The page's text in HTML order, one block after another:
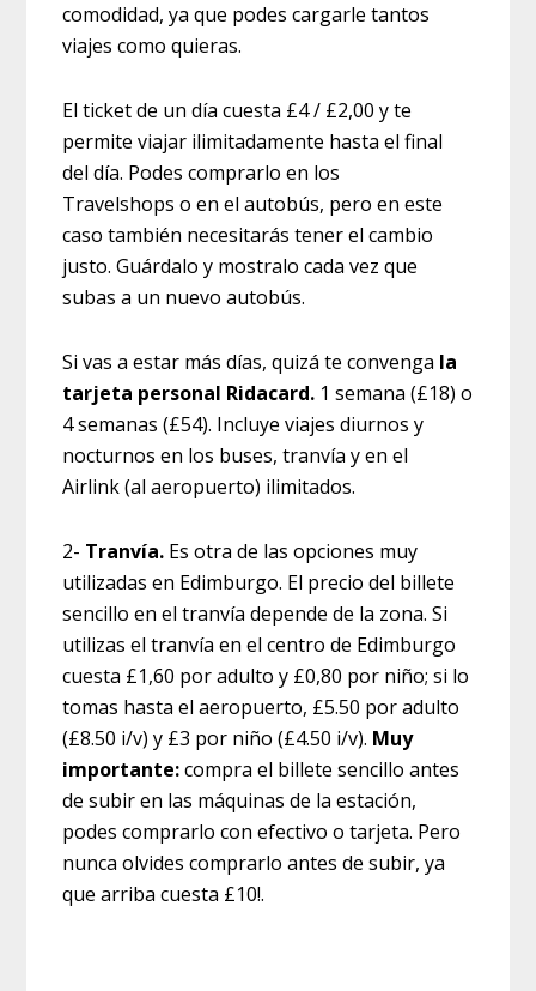
comodidad, ya que podes cargarle tantos
viajes como quieras.
El ticket de un día cuesta £4 / £2,00 y te
permite viajar ilimitadamente hasta el final
del día. Podes comprarlo en los
Travelshops o en el autobús, pero en este
caso también necesitarás tener el cambio
justo. Guárdalo y mostralo cada vez que
subas a un nuevo autobús.
Si vas a estar más días, quizá te convenga la
tarjeta personal Ridacard. 1 semana (£18) o
4 semanas (£54). Incluye viajes diurnos y
nocturnos en los buses, tranvía y en el
Airlink (al aeropuerto) ilimitados.
2- Tranvía. Es otra de las opciones muy
utilizadas en Edimburgo. El precio del billete
sencillo en el tranvía depende de la zona. Si
utilizas el tranvía en el centro de Edimburgo
cuesta £1,60 por adulto y £0,80 por niño; si lo
tomas hasta el aeropuerto, £5.50 por adulto
(£8.50 i/v) y £3 por niño (£4.50 i/v). Muy
importante:compra el billete sencillo antes
de subir en las máquinas de la estación,
podes comprarlo con efectivo o tarjeta. Pero
nunca olvides comprarlo antes de subir, ya
que arriba cuesta £10!.